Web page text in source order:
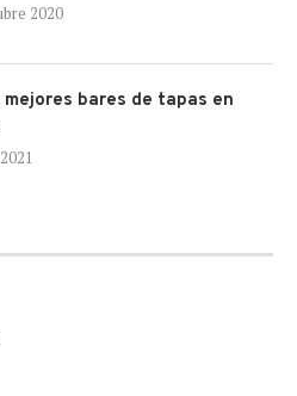
2020
mejores bares de tapas en